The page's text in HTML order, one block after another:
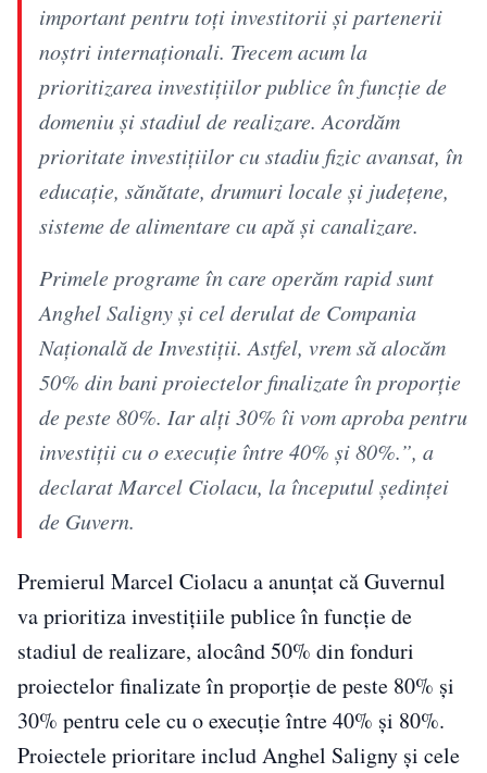
important pentru toți investitorii și partenerii
noștri internaționali. Trecem acum la
prioritizarea investițiilor publice în funcție de
domeniu și stadiul de realizare. Acordăm
prioritate investițiilor cu stadiu fizic avansat, în
educație, sănătate, drumuri locale și județene,
sisteme de alimentare cu apă și canalizare.
Primele programe în care operăm rapid sunt
Anghel Saligny și cel derulat de Compania
Națională de Investiții. Astfel, vrem să alocăm
50% din bani proiectelor finalizate în proporție
de peste 80%. Iar alți 30% îi vom aproba pentru
investiții cu o execuție între 40% și 80%.”, a
declarat Marcel Ciolacu, la începutul ședinței
de Guvern.
Premierul Marcel Ciolacu a anunţat că Guvernul
va prioritiza investiţiile publice în funcţie de
stadiul de realizare, alocând 50% din fonduri
proiectelor finalizate în proporţie de peste 80% şi
30% pentru cele cu o execuţie între 40% şi 80%.
Proiectele prioritare includ Anghel Saligny şi cele